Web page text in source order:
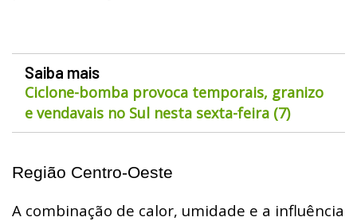
Saiba mais
Ciclone-bomba provoca temporais, granizo
e vendavais no Sul nesta sexta-feira (7)
Região Centro-Oeste
A combinação de calor, umidade e a influência